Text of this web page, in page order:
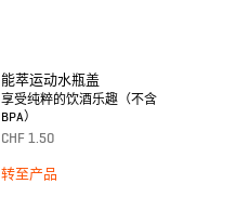
能萃运动水瓶盖
享受纯粹的饮酒乐趣（不含
BPA）
CHF 1.50
转至产品